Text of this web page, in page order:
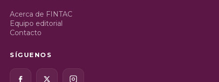
Acerca de FINTAC
Equipo editorial
Contacto
SÍGUENOS